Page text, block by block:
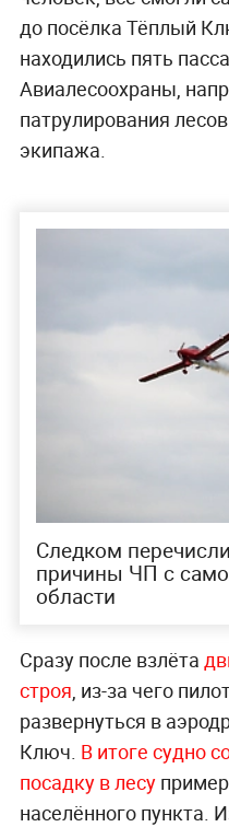
до посёлка Тёплый
находились пять
Авиалесоохраны,
патрулирования
экипажа.
Следком
причины ЧП с
области
Сразу после взлёта
строя , из-за чего
развернуться в
Ключ. В итоге судно
посадку в лесу
населённого пункта.